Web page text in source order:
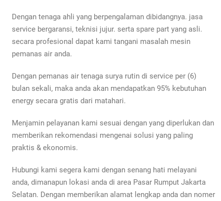
Dengan tenaga ahli yang berpengalaman dibidangnya. jasa
service bergaransi, teknisi jujur. serta spare part yang asli.
secara profesional dapat kami tangani masalah mesin
pemanas air anda.
Dengan pemanas air tenaga surya rutin di service per (6)
bulan sekali, maka anda akan mendapatkan 95% kebutuhan
energy secara gratis dari matahari.
Menjamin pelayanan kami sesuai dengan yang diperlukan dan
memberikan rekomendasi mengenai solusi yang paling
praktis & ekonomis.
Hubungi kami segera kami dengan senang hati melayani
anda, dimanapun lokasi anda di area Pasar Rumput Jakarta
Selatan. Dengan memberikan alamat lengkap anda dan nomer